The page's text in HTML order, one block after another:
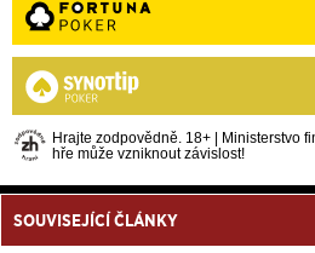
Hrajte zodpovědně. 18+ | Ministerstvo
hře může vzniknout závislost!
SOUVISEJÍCÍ ČLÁNKY